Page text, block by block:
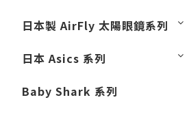
日本製 AirFly 太陽眼鏡系列
日本 Asics 系列
Baby Shark 系列